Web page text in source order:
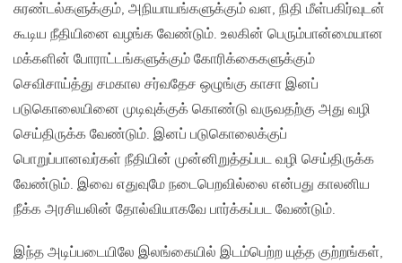
சுரண்டல்களுக்கும், அநியாயங்களுக்கும் வள, நிதி மீள்பகிர்வுடன்
கூடிய நீதியினை வழங்க வேண்டும். உலகின் பெரும்பான்மையான
மக்களின் போராட்டங்களுக்கும் கோரிக்கைகளுக்கும்
செவிசாய்த்து சமகால சர்வதேச ஒழுங்கு காசா இனப்
படுகொலையினை முடிவுக்குக் கொண்டு வருவதற்கு அது வழி
செய்திருக்க வேண்டும். இனப் படுகொலைக்குப்
பொறுப்பானவர்கள் நீதியின் முன்னிறுத்தப்பட வழி செய்திருக்க
வேண்டும். இவை எதுவுமே நடைபெறவில்லை என்பது காலனிய
நீக்க அரசியலின் தோல்வியாகவே பார்க்கப்பட வேண்டும்.
இந்த அடிப்படையிலே இலங்கையில் இடம்பெற்ற யுத்த குற்றங்கள்,